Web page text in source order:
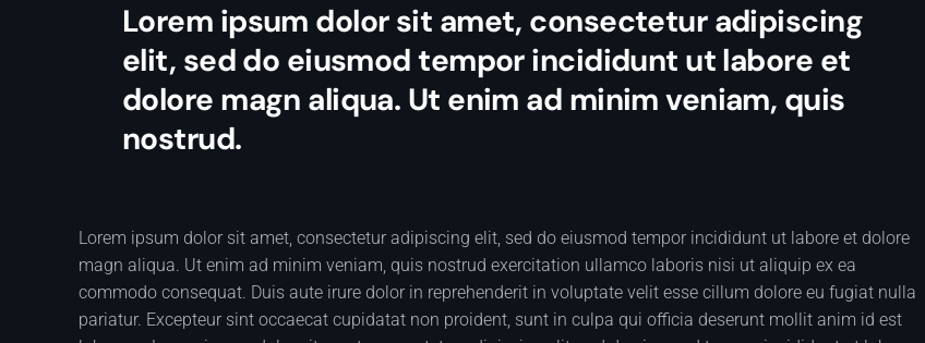
Lorem ipsum dolor sit amet, consectetur adipiscing
elit, sed do eiusmod tempor incididunt ut labore et
dolore magn aliqua. Ut enim ad minim veniam, quis
nostrud.
Lorem ipsum dolor sit amet, consectetur adipiscing elit, sed do eiusmod tempor incididunt ut labore et dolore
magn aliqua. Ut enim ad minim veniam, quis nostrud exercitation ullamco laboris nisi ut aliquip ex ea
commodo consequat. Duis aute irure dolor in reprehenderit in voluptate velit esse cillum dolore eu fugiat nulla
pariatur. Excepteur sint occaecat cupidatat non proident, sunt in culpa qui officia deserunt mollit anim id est